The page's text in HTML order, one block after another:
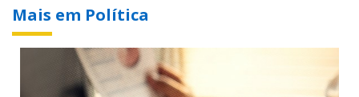
Mais em Política